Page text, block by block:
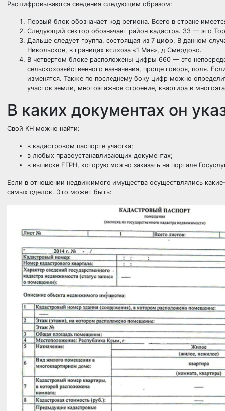
Расшифровываются сведения следующим образом:
Первый блок обозначает код региона. Всего в стране
Следующий сектор обозначает район кадастра. 33 — это
Дальше следует группа, состоящая из 7 цифр. В данном
Никольское, в границах колхоза «1 Мая», д Смердово.
В четвертом блоке расположены цифры 660 — это
сельскохозяйственного назначения, проще говоря, поля.
изменятся. Также по последнему боку цифр можно
участок земли, многоэтажное строение, квартира в
В каких документах он
Свой КН можно найти:
в кадастровом паспорте участка;
в любых правоустанавливающих документах;
в выписке ЕГРН, которую можно заказать на портале
Если в отношении недвижимого имущества осуществлялись
самых сделок. Это может быть: